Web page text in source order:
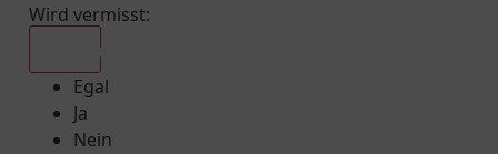
Wird vermisst:
Egal
Ja
Nein